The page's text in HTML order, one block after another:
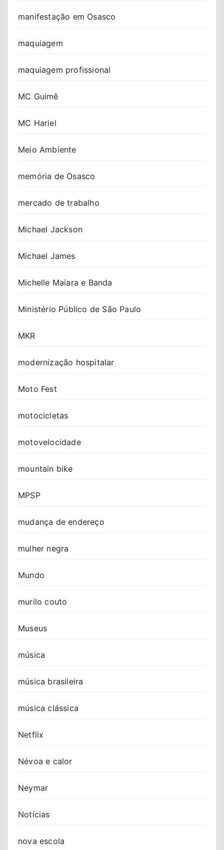
manifestação em Osasco
maquiagem
maquiagem profissional
MC Guimê
MC Hariel
Meio Ambiente
memória de Osasco
mercado de trabalho
Michael Jackson
Michael James
Michelle Maiara e Banda
Ministério Público de São Paulo
MKR
modernização hospitalar
Moto Fest
motocicletas
motovelocidade
mountain bike
MPSP
mudança de endereço
mulher negra
Mundo
murilo couto
Museus
música
música brasileira
música clássica
Netflix
Névoa e calor
Neymar
Notícias
nova escola